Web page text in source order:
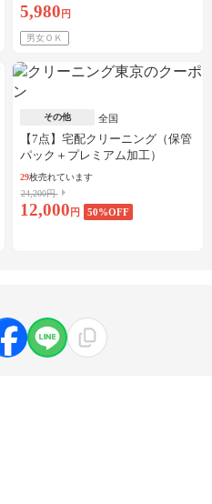
5,980 円
男女ＯＫ
その他 全国
【7点】宅配クリーニング（保管
パック＋プレミアム加工）
29枚売れています
24,200円
12,000 円 50%OFF